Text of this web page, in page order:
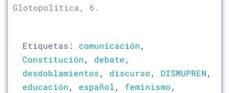
Glotopolítica, 6.
Etiquetas: comunicación,
Constitución, debate,
desdoblamientos, discurso, DISMUPREN,
educación, español, feminismo,